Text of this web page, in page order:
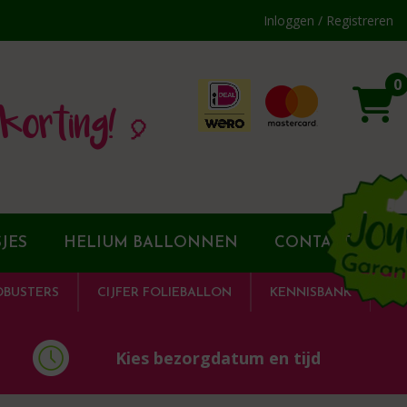
Inloggen / Registreren
🎈
0
HELIUM BALLONNEN CONTACT
CIJFER FOLIEBALLON KENNISBANK
Kies bezorgdatum en tijd